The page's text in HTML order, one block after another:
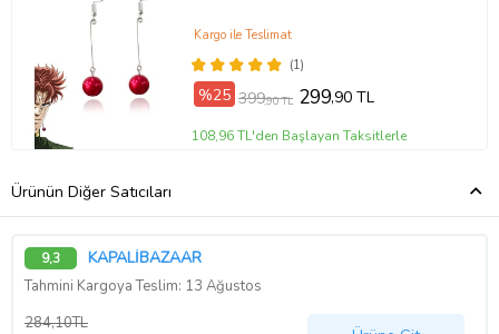
(1)
Kargo ile Teslimat
%25 399,90 TL 299,90 TL
108,96 TL'den Başlayan Taksitlerle
Ürünün Diğer Satıcıları
9,3 KAPALİBAZAAR
Tahmini Kargoya Teslim: 13 Ağustos
284,10TL